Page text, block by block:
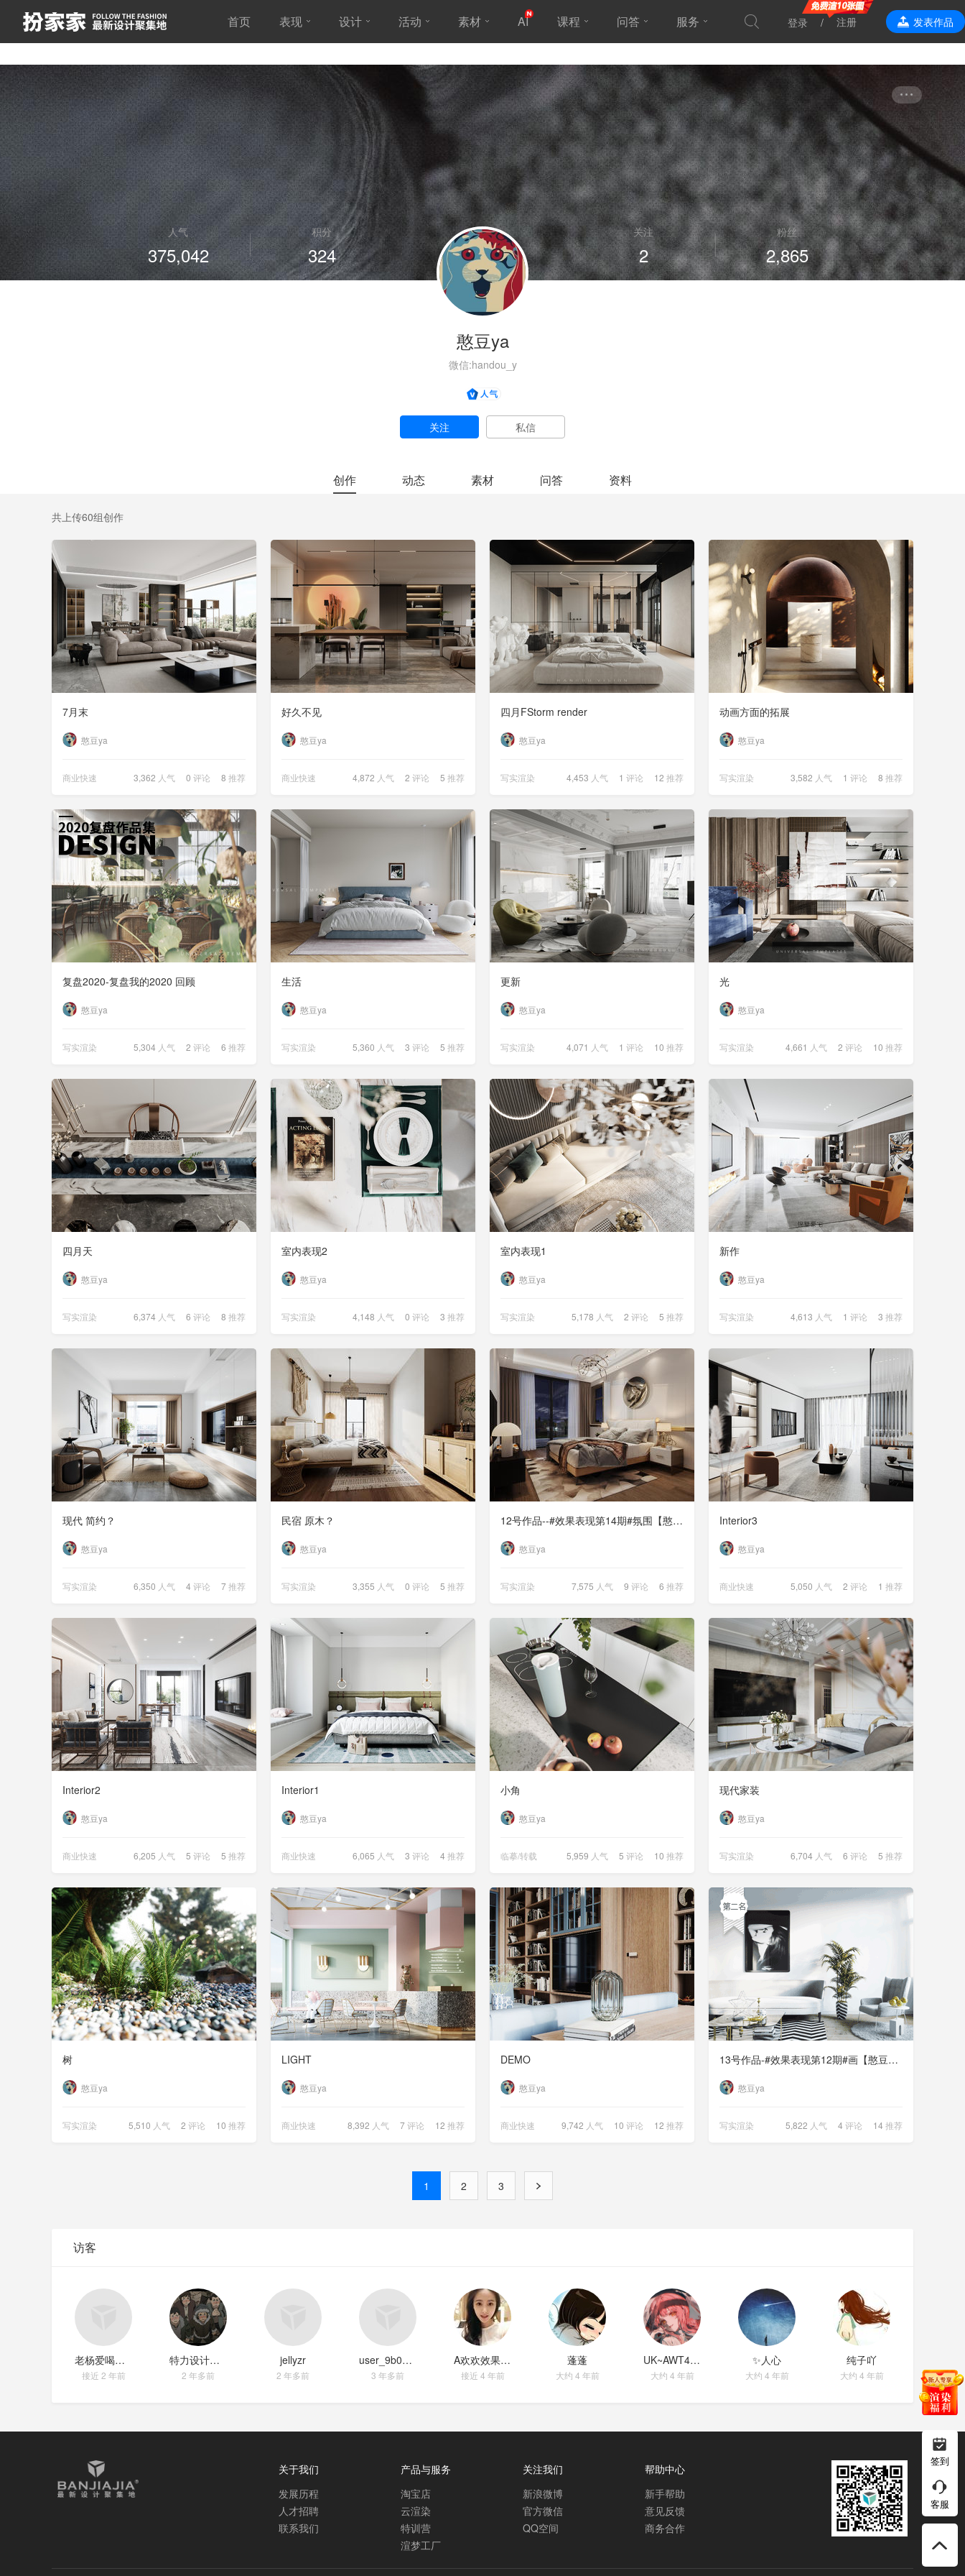
首页 表现 设计 活动 素材 AI 课程 问答 服务
效果表现
登录 注册 发表作品
人气
375,042
积分
324
关注
2
粉丝
2,865
憨豆ya
微信:handou_y
关注 私信
创作 动态 素材 问答 资料
共上传60组创作
7月末
憨豆ya
商业快速 3,362 人气 0 评论 8 推荐
好久不见
憨豆ya
商业快速 4,872 人气 2 评论 5 推荐
四月FStorm render
憨豆ya
写实渲染 4,453 人气 1 评论 12 推荐
动画方面的拓展
憨豆ya
写实渲染 3,582 人气 1 评论 8 推荐
复盘2020-复盘我的2020 回顾
憨豆ya
写实渲染 5,304 人气 2 评论 6 推荐
生活
憨豆ya
写实渲染 5,360 人气 3 评论 5 推荐
更新
憨豆ya
写实渲染 4,071 人气 1 评论 10 推荐
光
憨豆ya
写实渲染 4,661 人气 2 评论 10 推荐
四月天
憨豆ya
写实渲染 6,374 人气 6 评论 8 推荐
室内表现2
憨豆ya
写实渲染 4,148 人气 0 评论 3 推荐
室内表现1
憨豆ya
写实渲染 5,178 人气 2 评论 5 推荐
新作
憨豆ya
写实渲染 4,613 人气 1 评论 3 推荐
现代 简约？
憨豆ya
写实渲染 6,350 人气 4 评论 7推荐
民宿 原木？
憨豆ya
写实渲染 3,355 人气 0 评论 5 推荐
12号作品--#效果表现第14期#氛围【憨豆ya】
憨豆ya
写实渲染 7,575 人气 9 评论 6 推荐
Interior3
憨豆ya
商业快速 5,050 人气 2 评论 1 推荐
Interior2
憨豆ya
商业快速 6,205 人气 5 评论 5 推荐
Interior1
憨豆ya
商业快速 6,065 人气 3 评论 4 推荐
小角
憨豆ya
临摹/转载 5,959 人气 5 评论 10 推荐
现代家装
憨豆ya
写实渲染 6,704 人气 6 评论 5 推荐
树
憨豆ya
写实渲染 5,510 人气 2 评论 10 推荐
LIGHT
憨豆ya
商业快速 8,392 人气 7评论 12 推荐
DEMO
憨豆ya
商业快速 9,742 人气 10 评论 12 推荐
13号作品-#效果表现第12期#画【憨豆ya】
憨豆ya
写实渲染 5,822 人气 4 评论 14 推荐
1 2 3
访客
老杨爱喝冰_e0155be1
接近 2 年前
特力设计效果图
2 年多前
jellyzr
2 年多前
user_9b0566a5
3 年多前
A欢欢效果图施工图
接近 4 年前
蓬蓬
大约 4 年前
UK~AWT48行け☆
大约 4 年前
✨人心
大约 4 年前
纯子吖
大约 4 年前
关于我们
发展历程
人才招聘
联系我们
产品与服务
淘宝店
云渲染
特训营
渲梦工厂
关注我们
新浪微博
官方微信
QQ空间
帮助中心
新手帮助
意见反馈
商务合作
签到
客服